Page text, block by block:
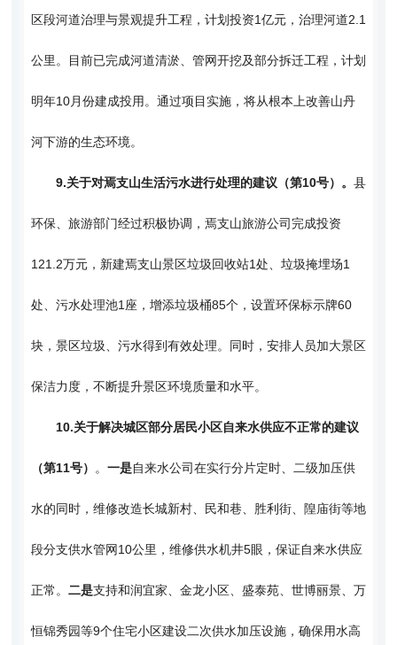
区段河道治理与景观提升工程，计划投资1亿元，治理河道2.1
公里。目前已完成河道清淤、管网开挖及部分拆迁工程，计划
明年10月份建成投用。通过项目实施，将从根本上改善山丹
河下游的生态环境。
9.关于对焉支山生活污水进行处理的建议（第10号）。 县
环保、旅游部门经过积极协调，焉支山旅游公司完成投资
121.2万元，新建焉支山景区垃圾回收站1处、垃圾掩埋场1
处、污水处理池1座，增添垃圾桶85个，设置环保标示牌60
块，景区垃圾、污水得到有效处理。同时，安排人员加大景区
保洁力度，不断提升景区环境质量和水平。
10.关于解决城区部分居民小区自来水供应不正常的建议
（第11号） 。 一是自来水公司在实行分片定时、二级加压供
水的同时，维修改造长城新村、民和巷、胜利街、隍庙街等地
段分支供水管网10公里，维修供水机井5眼，保证自来水供应
正常。 二是支持和润宜家、金龙小区、盛泰苑、世博丽景、万
恒锦秀园等9个住宅小区建设二次供水加压设施，确保用水高